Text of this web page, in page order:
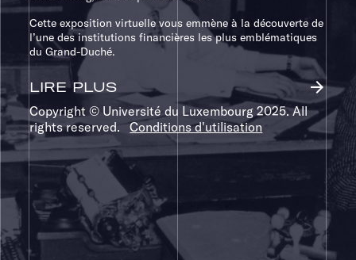
Cette exposition virtuelle vous emmène à la découverte de
l’une des institutions financières les plus emblématiques
du Grand-Duché.
LIRE PLUS arrow_forward
Copyright © Université du Luxembourg 2025. All
rights reserved.Conditions d'utilisation